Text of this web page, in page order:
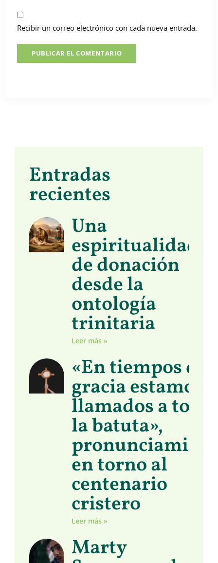
Recibir un correo electrónico con cada nueva entrada.
Entradas
recientes
Una
espiritualidad
de donación
desde la
ontología
trinitaria
Leer más »
«En tiempos de
gracia estamos
llamados a
la batuta»,
en torno al
centenario
cristero
Leer más »
Marty